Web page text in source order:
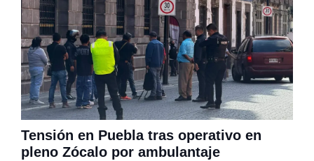
Tensión en Puebla tras operativo en
pleno Zócalo por ambulantaje